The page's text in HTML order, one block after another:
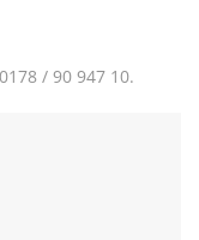
/ 90 947 10.